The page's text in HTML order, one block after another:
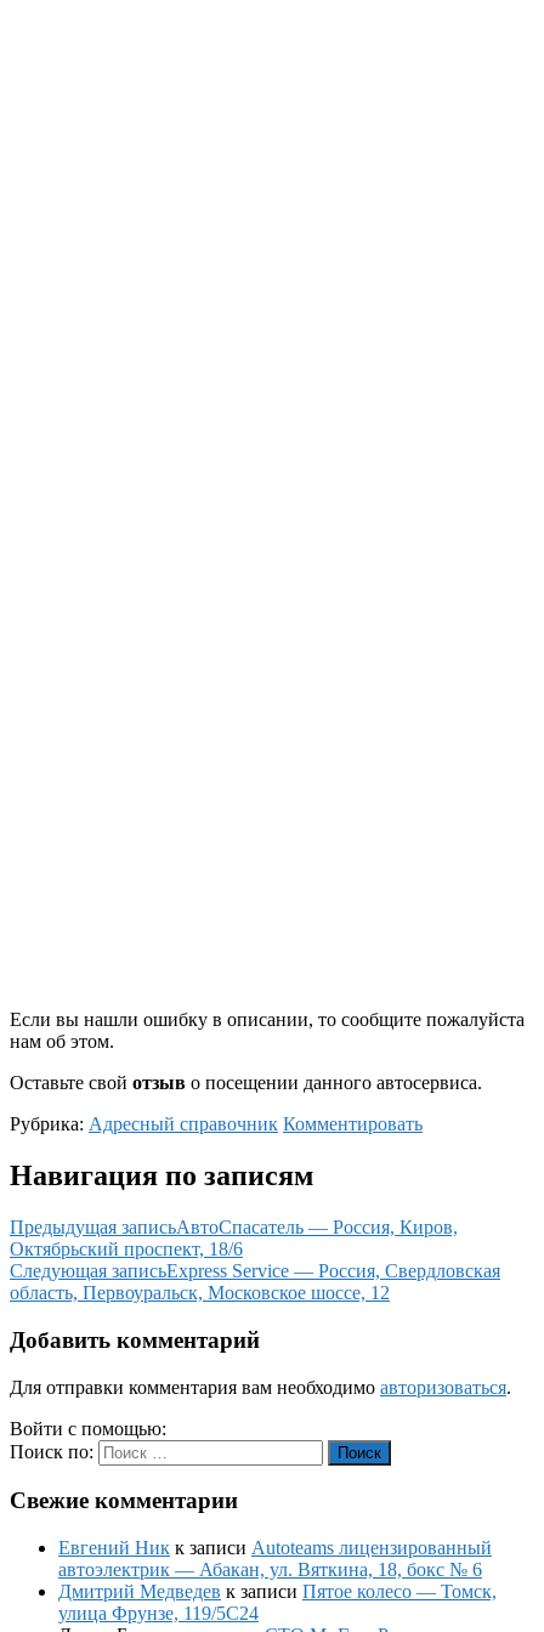
Если вы нашли ошибку в описании, то сообщите пожалуйста
нам об этом.
Оставьте свой отзыв о посещении данного автосервиса.
Рубрика: Адресный справочник Комментировать
Навигация по записям
Предыдущая записьАвтоСпасатель — Россия, Киров,
Октябрьский проспект, 18/6
Следующая записьExpress Service — Россия, Свердловская
область, Первоуральск, Московское шоссе, 12
Добавить комментарий
Для отправки комментария вам необходимо авторизоваться.
Войти с помощью:
Поиск по:
Поиск
Свежие комментарии
Евгений Ник к записи Autoteams лицензированный
автоэлектрик — Абакан, ул. Вяткина, 18, бокс № 6
Дмитрий Медведев к записи Пятое колесо — Томск,
улица Фрунзе, 119/5С24